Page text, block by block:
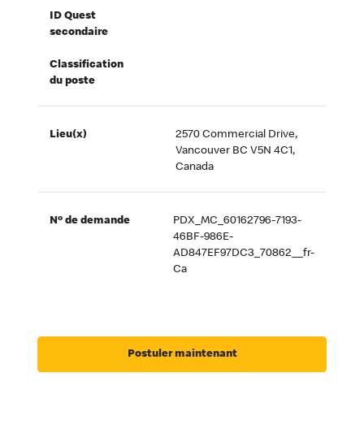
ID Quest
secondaire
Classification
du poste
Lieu(x)
2570 Commercial Drive,
Vancouver BC V5N 4C1,
Canada
Nº de demande
PDX_MC_60162796-7193-
46BF-986E-
AD847EF97DC3_70862__fr-
Ca
Postuler maintenant